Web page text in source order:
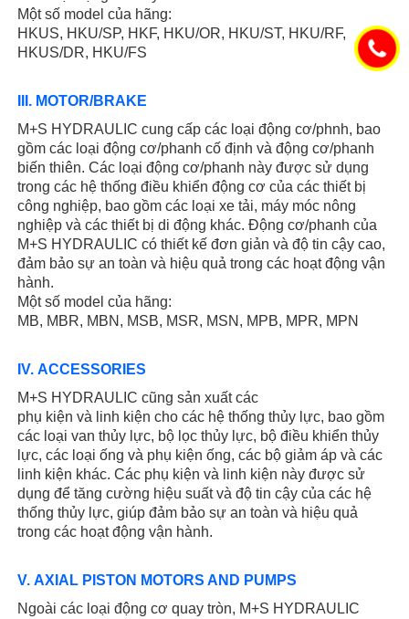
Một số model của hãng:
HKUS, HKU/SP, HKF, HKU/OR, HKU/ST, HKU/RF,
HKUS/DR, HKU/FS
III. MOTOR/BRAKE
M+S HYDRAULIC cung cấp các loại động cơ/phnh, bao
gồm các loại động cơ/phanh cố định và động cơ/phanh
biến thiên. Các loại động cơ/phanh này được sử dụng
trong các hệ thống điều khiển động cơ của các thiết bị
công nghiệp, bao gồm các loại xe tải, máy móc nông
nghiệp và các thiết bị di động khác. Động cơ/phanh của
M+S HYDRAULIC có thiết kế đơn giản và độ tin cậy cao,
đảm bảo sự an toàn và hiệu quả trong các hoạt động vận
hành.
Một số model của hãng:
MB, MBR, MBN, MSB, MSR, MSN, MPB, MPR, MPN
IV. ACCESSORIES
M+S HYDRAULIC cũng sản xuất các
phụ kiện và linh kiện cho các hệ thống thủy lực, bao gồm
các loại van thủy lực, bộ lọc thủy lực, bộ điều khiển thủy
lực, các loại ống và phụ kiện ống, các bộ giảm áp và các
linh kiện khác. Các phụ kiện và linh kiện này được sử
dụng để tăng cường hiệu suất và độ tin cậy của các hệ
thống thủy lực, giúp đảm bảo sự an toàn và hiệu quả
trong các hoạt động vận hành.
V. AXIAL PISTON MOTORS AND PUMPS
Ngoài các loại động cơ quay tròn, M+S HYDRAULIC